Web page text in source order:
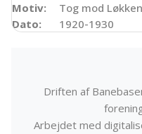
Motiv:
Tog mod
Dato:
1920-1930
Driften af
Arbejdet med